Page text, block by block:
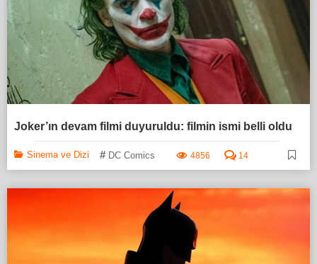
Joker’ın devam filmi duyuruldu: filmin ismi belli oldu
Sinema ve Dizi # DC Comics 4856 14